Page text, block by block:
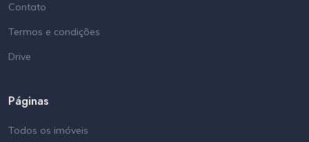
Contato
Termos e condições
Drive
Páginas
Todos os imóveis